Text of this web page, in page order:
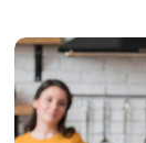
Don’t